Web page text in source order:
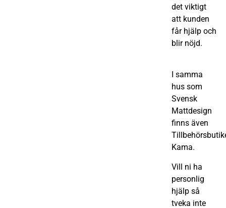
det viktigt
att kunden
får hjälp och
blir nöjd.
I samma
hus som
Svensk
Mattdesign
finns även
Kama.
Vill ni ha
personlig
hjälp så
tveka inte